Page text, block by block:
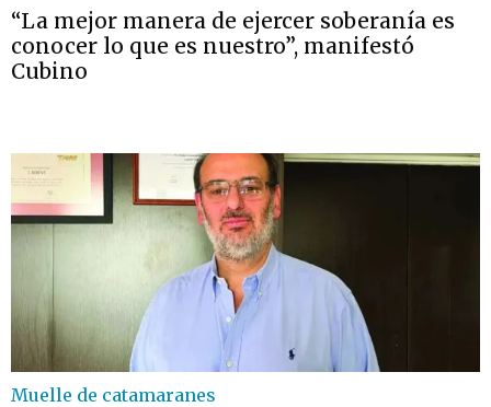
“La mejor manera de ejercer soberanía es
conocer lo que es nuestro”, manifestó
Cubino
Muelle de catamaranes